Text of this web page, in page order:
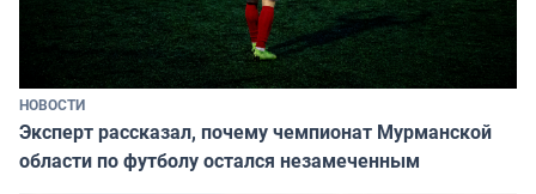
НОВОСТИ
Эксперт рассказал, почему чемпионат Мурманской
области по футболу остался незамеченным